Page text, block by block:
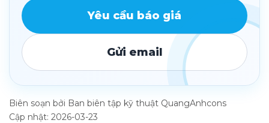
Yêu cầu báo giá
Gửi email
Biên soạn bởi Ban biên tập kỹ thuật QuangAnhcons
Cập nhật: 2026-03-23